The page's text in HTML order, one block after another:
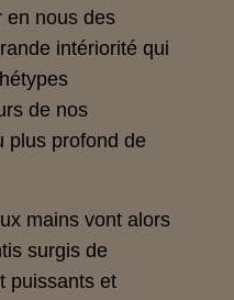
en nous des
intériorité qui
de nos
plus profond de
mains vont alors
surgis de
puissants et